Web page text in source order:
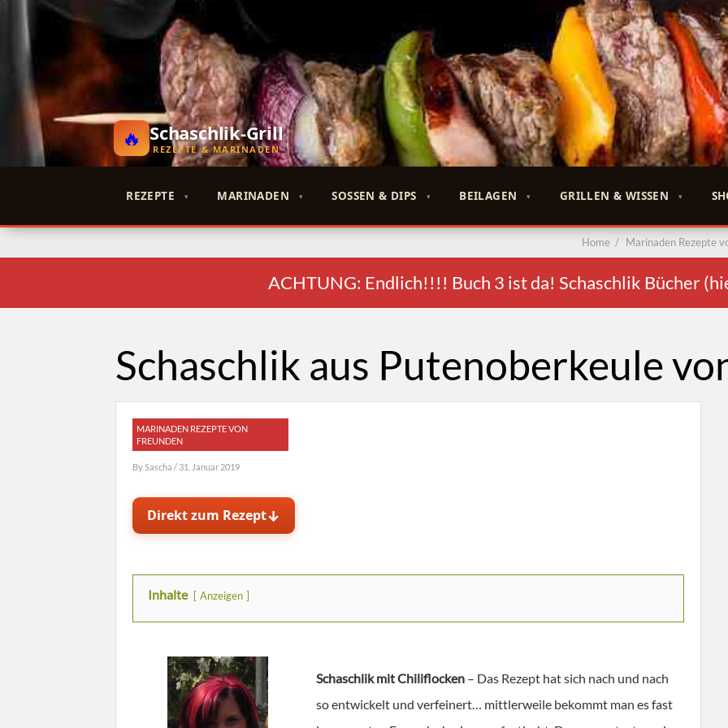
Schaschlik-Grill
REZEPTE & MARINADEN
REZEPTE MARINADEN SOSSEN & DIPS BEILAGEN GRILLEN & WISSEN
Home / Marinaden Rezepte
ACHTUNG: Endlich!!!! Buch 3 ist da! Schaschlik Bücher
Schaschlik aus Putenoberkeule
MARINADEN REZEPTE VON
FREUNDEN
BySascha / 31. Januar 2019
Direkt zum Rezept↓
Inhalte Anzeigen
Schaschlik mit Chiliflocken– Das Rezept hat sich nach und nach
so entwickelt und verfeinert… mittlerweile bekommt man es fast